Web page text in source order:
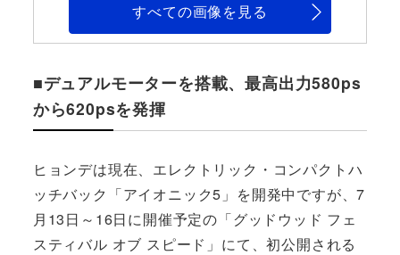
すべての画像を見る
■デュアルモーターを搭載、最高出力580ps
から620psを発揮
ヒョンデは現在、エレクトリック・コンパクトハ
ッチバック「アイオニック5」を開発中ですが、7
月13日～16日に開催予定の「グッドウッド フェ
スティバル オブ スピード」にて、初公開される